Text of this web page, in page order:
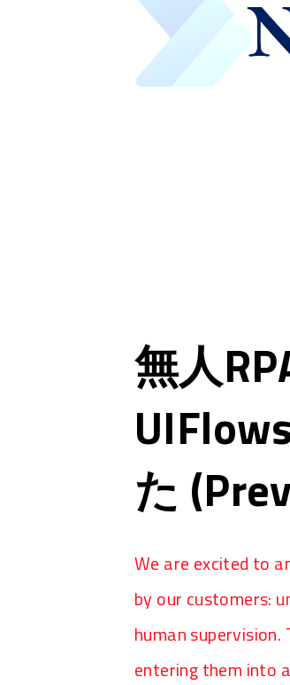
無人
た
We are excited to
by our customers:
human
entering them into